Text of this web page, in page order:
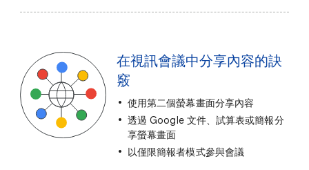
在視訊會議中分享內容的訣
竅
使用第二個螢幕畫面分享內容
透過 Google 文件、試算表或簡報分
享螢幕畫面
以僅限簡報者模式參與會議